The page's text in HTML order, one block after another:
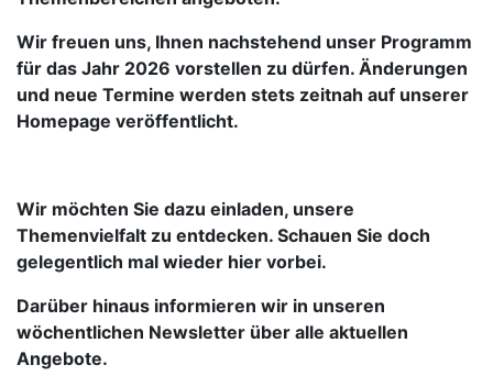
Wir freuen uns, Ihnen nachstehend unser Programm
für das Jahr 2026 vorstellen zu dürfen. Änderungen
und neue Termine werden stets zeitnah auf unserer
Homepage veröffentlicht.
Wir möchten Sie dazu einladen, unsere
Themenvielfalt zu entdecken. Schauen Sie doch
gelegentlich mal wieder hier vorbei.
Darüber hinaus informieren wir in unseren
wöchentlichen Newsletter über alle aktuellen
Angebote.